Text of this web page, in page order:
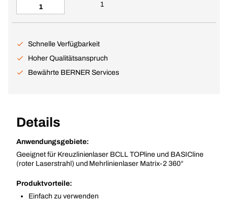
1
Schnelle Verfügbarkeit
Hoher Qualitätsanspruch
Bewährte BERNER Services
Details
Anwendungsgebiete:
Geeignet für Kreuzlinienlaser BCLL TOPline und BASICline
(roter Laserstrahl) und Mehrlinienlaser Matrix-2 360°
Produktvorteile:
Einfach zu verwenden